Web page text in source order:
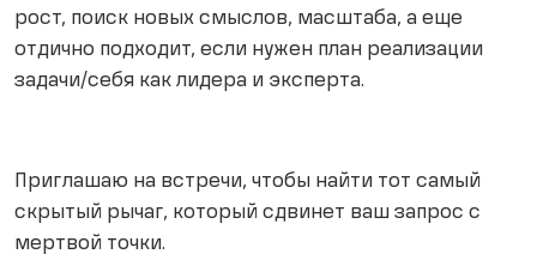
рост, поиск новых смыслов, масштаба, а еще
отдично подходит, если нужен план реализации
задачи/себя как лидера и эксперта.
Приглашаю на встречи, чтобы найти тот самый
скрытый рычаг, который сдвинет ваш запрос с
мертвой точки.